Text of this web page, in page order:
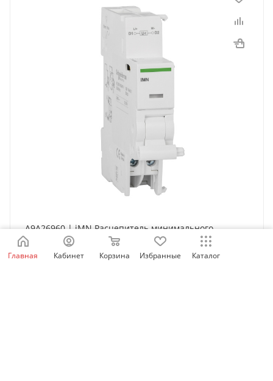
A9A26960 | iMN Расцепитель минимального
напряжения 220...240В AC, Schneider Electric
Нет в наличии
Главная Кабинет Корзина Избранные Каталог